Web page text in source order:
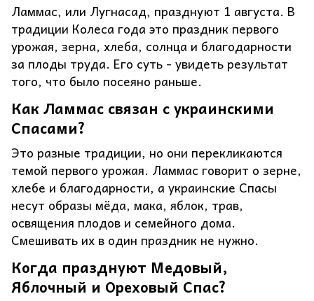
Ламмас, или Лугнасад, празднуют 1 августа. В
традиции Колеса года это праздник первого
урожая, зерна, хлеба, солнца и благодарности
за плоды труда. Его суть - увидеть результат
того, что было посеяно раньше.
Как Ламмас связан с украинскими
Спасами?
Это разные традиции, но они перекликаются
темой первого урожая. Ламмас говорит о зерне,
хлебе и благодарности, а украинские Спасы
несут образы мёда, мака, яблок, трав,
освящения плодов и семейного дома.
Смешивать их в один праздник не нужно.
Когда празднуют Медовый,
Яблочный и Ореховый Спас?